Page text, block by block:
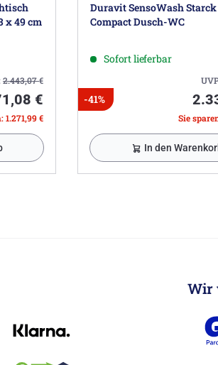
x 49 cm
2.443,07€
€
1.271,99 €
Duravit SensoWash
Compact Dusch-WC
Sofort lieferbar
-41%
Sie
In den
Wir